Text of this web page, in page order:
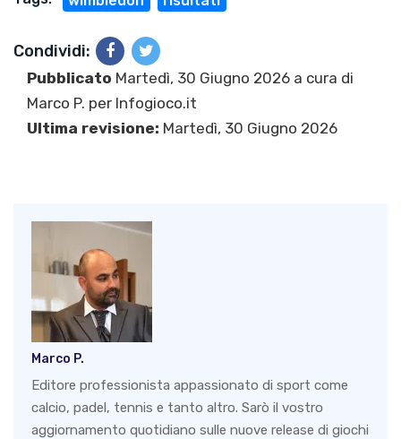
Condividi:
Pubblicato Martedì, 30 Giugno 2026 a cura di
Marco P. per Infogioco.it
Ultima revisione: Martedì, 30 Giugno 2026
Marco P.
Editore professionista appassionato di sport come
calcio, padel, tennis e tanto altro. Sarò il vostro
aggiornamento quotidiano sulle nuove release di giochi